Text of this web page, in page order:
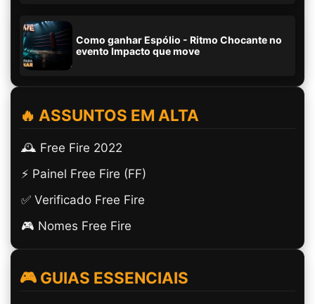
Como ganhar Espólio - Ritmo Chocante no
evento Impacto que move
🔥 ASSUNTOS EM ALTA
🕰️ Free Fire 2022
⚡ Painel Free Fire (FF)
✅ Verificado Free Fire
🎮 Nomes Free Fire
🎮 GUIAS ESSENCIAIS